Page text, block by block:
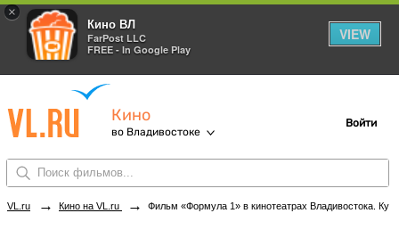
×
Кино ВЛ
FarPost LLC
FREE - In Google Play
VIEW
Кино
во Владивостоке
Войти
VL.ru → Кино на VL.ru → Фильм «Формула 1» в кинотеатрах Владивостока. Купить билеты!